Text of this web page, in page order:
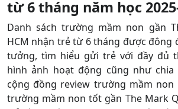
từ 6 tháng năm học
Danh sách trường mầm non gần
HCM nhận trẻ từ 6 tháng được đông
tưởng, tìm hiểu gửi trẻ với đầy đủ
hình ảnh hoạt động cũng như
cộng đồng review trường mầm non
trường mầm non tốt gần The Mark